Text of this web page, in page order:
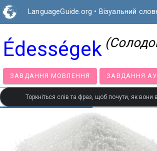
LanguageGuide.org • Візуальний
Édességek
ЗАВДАННЯ МОВЛЕННЯ
Торкніться слів та фраз, щоб почути, як